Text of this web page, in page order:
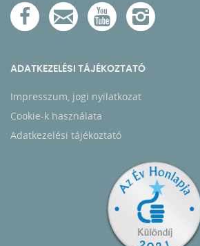
ADATKEZELÉSI TÁJÉKOZTATÓ
Impresszum, jogi nyilatkozat
Cookie-k használata
Adatkezelési tájékoztató